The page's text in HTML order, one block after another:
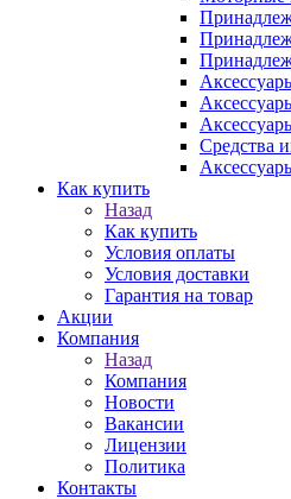
Средства
Как купить
Назад
Как купить
Условия оплаты
Условия доставки
Гарантия на товар
Акции
Компания
Назад
Компания
Новости
Вакансии
Лицензии
Политика
Контакты